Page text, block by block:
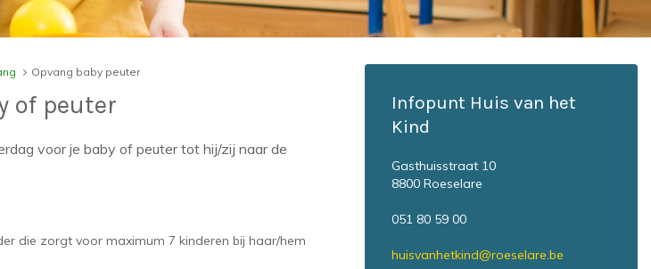
Opvang baby peuter
of peuter
voor je baby of peuter tot hij/zij naar de
die zorgt voor maximum 7 kinderen bij haar/hem
Infopunt Huis van het
Kind
Gasthuisstraat 10
8800 Roeselare
051 80 59 00
huisvanhetkind@roeselare.be